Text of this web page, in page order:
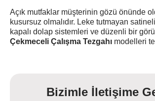
Açık mutfaklar müşterinin gözü önünde
kusursuz olmalıdır. Leke tutmayan
kapalı dolap sistemleri ve düzenli bir
Çekmeceli Çalışma Tezgahı modelleri
Bizimle İletişime